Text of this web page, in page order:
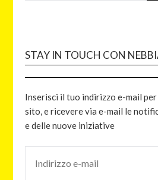
STAY IN TOUCH CON
Inserisci il tuo indirizzo e-mail
sito, e ricevere via e-mail le
e delle nuove iniziative